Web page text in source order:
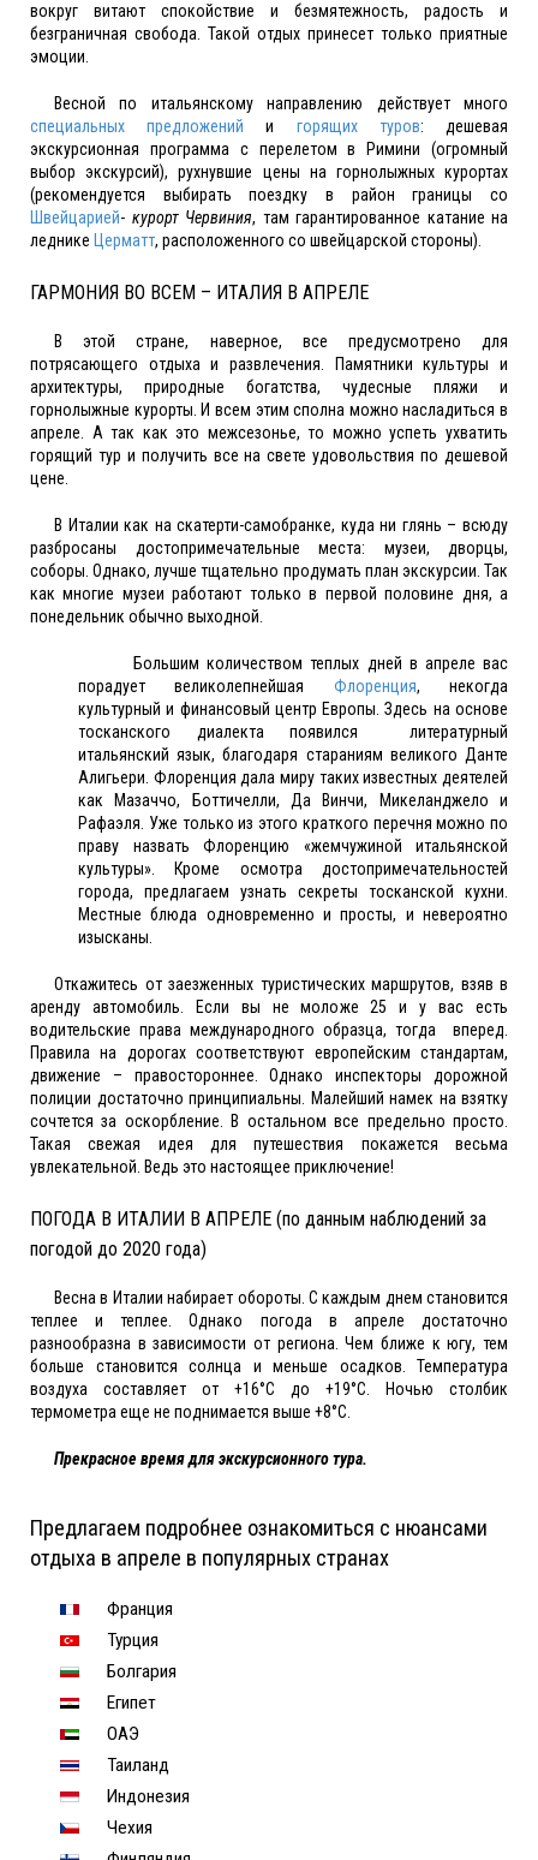
вокруг витают спокойствие и безмятежность, радость и
безграничная свобода. Такой отдых принесет только приятные
эмоции.
Весной по итальянскому направлению действует много
специальных предложений и горящих туров: дешевая
экскурсионная программа с перелетом в Римини (огромный
выбор экскурсий), рухнувшие цены на горнолыжных курортах
(рекомендуется выбирать поездку в район границы со
Швейцарией- курорт Червиния, там гарантированное катание на
леднике Церматт, расположенного со швейцарской стороны).
ГАРМОНИЯ ВО ВСЕМ – ИТАЛИЯ В АПРЕЛЕ
В этой стране, наверное, все предусмотрено для
потрясающего отдыха и развлечения. Памятники культуры и
архитектуры, природные богатства, чудесные пляжи и
горнолыжные курорты. И всем этим сполна можно насладиться в
апреле. А так как это межсезонье, то можно успеть ухватить
горящий тур и получить все на свете удовольствия по дешевой
цене.
В Италии как на скатерти-самобранке, куда ни глянь – всюду
разбросаны достопримечательные места: музеи, дворцы,
соборы. Однако, лучше тщательно продумать план экскурсии. Так
как многие музеи работают только в первой половине дня, а
понедельник обычно выходной.
Большим количеством теплых дней в апреле вас
порадует великолепнейшая Флоренция, некогда
культурный и финансовый центр Европы. Здесь на основе
тосканского диалекта появился литературный
итальянский язык, благодаря стараниям великого Данте
Алигьери. Флоренция дала миру таких известных деятелей
как Мазаччо, Боттичелли, Да Винчи, Микеланджело и
Рафаэля. Уже только из этого краткого перечня можно по
праву назвать Флоренцию «жемчужиной итальянской
культуры». Кроме осмотра достопримечательностей
города, предлагаем узнать секреты тосканской кухни.
Местные блюда одновременно и просты, и невероятно
изысканы.
Откажитесь от заезженных туристических маршрутов, взяв в
аренду автомобиль. Если вы не моложе 25 и у вас есть
водительские права международного образца, тогда вперед.
Правила на дорогах соответствуют европейским стандартам,
движение – правостороннее. Однако инспекторы дорожной
полиции достаточно принципиальны. Малейший намек на взятку
сочтется за оскорбление. В остальном все предельно просто.
Такая свежая идея для путешествия покажется весьма
увлекательной. Ведь это настоящее приключение!
ПОГОДА В ИТАЛИИ В АПРЕЛЕ (по данным наблюдений за
погодой до 2020 года)
Весна в Италии набирает обороты. С каждым днем становится
теплее и теплее. Однако погода в апреле достаточно
разнообразна в зависимости от региона. Чем ближе к югу, тем
больше становится солнца и меньше осадков. Температура
воздуха составляет от +16°C до +19°C. Ночью столбик
термометра еще не поднимается выше +8°C.
Прекрасное время для экскурсионного тура.
Предлагаем подробнее ознакомиться с нюансами
отдыха в апреле в популярных странах
Франция
Турция
Болгария
Египет
ОАЭ
Таиланд
Индонезия
Чехия